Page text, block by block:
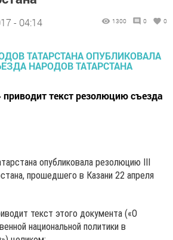
- 04:14 1300 0 0
текст резолюцию съезда
опубликовала резолюцию III
прошедшего в Казани 22 апреля
текст этого документа («О
национальной политики в